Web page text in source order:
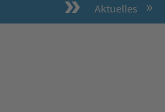
Aktuelles